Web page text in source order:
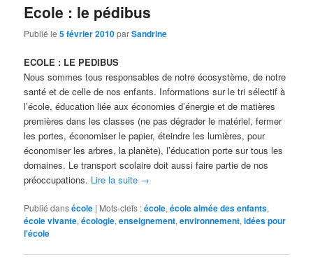
Ecole : le pédibus
Publié le5 février 2010parSandrine
ECOLE : LE PEDIBUS
Nous sommes tous responsables de notre écosystème, de notre
santé et de celle de nos enfants. Informations sur le tri sélectif à
l’école, éducation liée aux économies d’énergie et de matières
premières dans les classes (ne pas dégrader le matériel, fermer
les portes, économiser le papier, éteindre les lumières, pour
économiser les arbres, la planète), l’éducation porte sur tous les
domaines. Le transport scolaire doit aussi faire partie de nos
préoccupations. Lire la suite →
Publié dansécole | Mots-clefs :école,école aimée des enfants,
école vivante,écologie,enseignement,environnement,idées pour
l'école